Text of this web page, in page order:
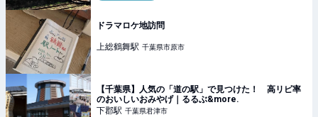
ドラマロケ地訪問
上総鶴舞駅 千葉県市原市
【千葉県】人気の「道の駅」で見つけた！ 高リピ率
のおいしいおみやげ｜るるぶ&more.
下郡駅 千葉県君津市